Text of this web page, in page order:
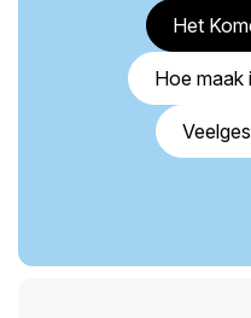
Het
Hoe maak